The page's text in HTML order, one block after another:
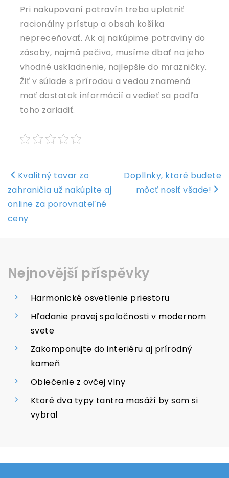
Pri nakupovaní potravín treba uplatniť
racionálny prístup a obsah košíka
nepreceňovať. Ak aj nakúpime potraviny do
zásoby, najmä pečivo, musíme dbať na jeho
vhodné uskladnenie, najlepšie do mrazničky.
Žiť v súlade s prírodou a vedou znamená
mať dostatok informácií a vedieť sa podľa
toho zariadiť.
Navigace
pro
příspěvek
Kvalitný tovar zo
zahraničia už nakúpite aj
online za porovnateľné
ceny
Dopllnky, ktoré budete
môcť nosiť všade!
Nejnovější příspěvky
Harmonické osvetlenie priestoru
Hľadanie pravej spoločnosti v modernom
svete
Zakomponujte do interiéru aj prírodný
kameň
Oblečenie z ovčej vlny
Ktoré dva typy tantra masáží by som si
vybral